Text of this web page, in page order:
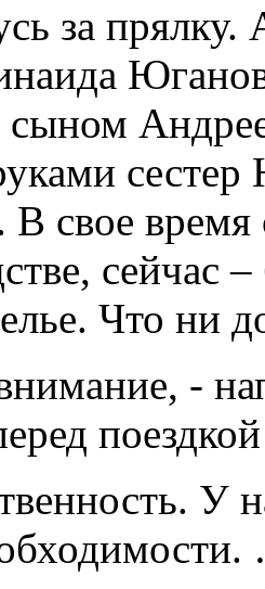
за
сыном
В свое время
сейчас
Что ни
-
У